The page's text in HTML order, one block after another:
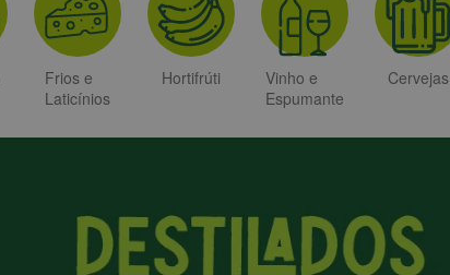
Frios e
Laticínios
Hortifrúti
Vinho e
Espumante
Cervejas